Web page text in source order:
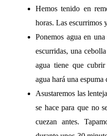
Hemos tenido en
horas. Las escurrimos
Ponemos agua en
escurridas, una
agua tiene que
agua hará una espuma
Asustaremos las
se hace para que no
cuezan antes.